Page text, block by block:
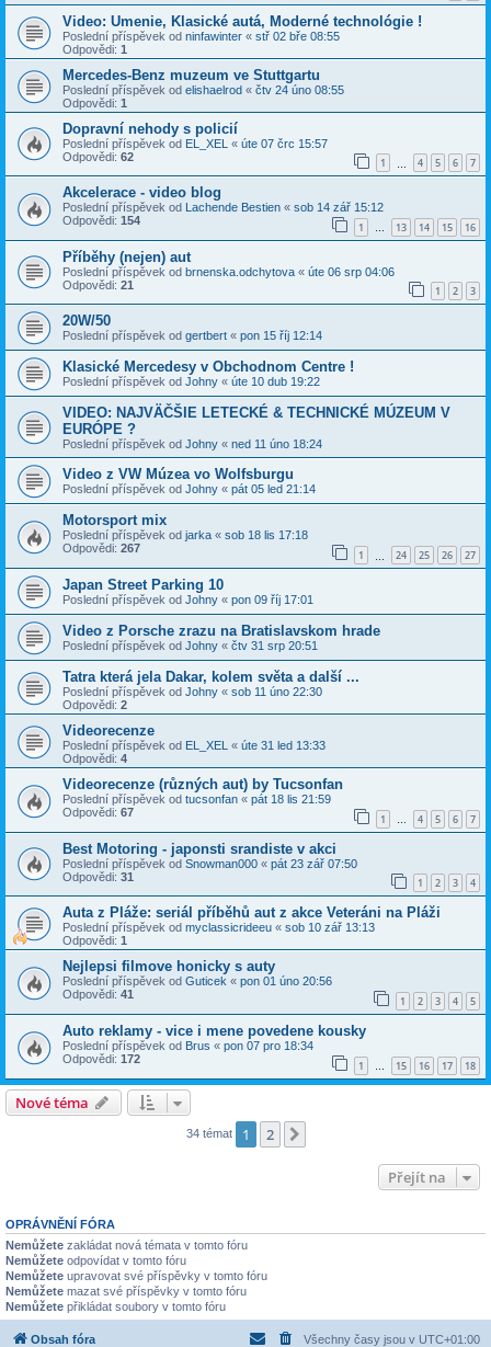
Video: Umenie, Klasické autá, Moderné technológie !
Poslední příspěvek od ninfawinter « stř 02 bře 08:55
Odpovědi: 1
Mercedes-Benz muzeum ve Stuttgartu
Poslední příspěvek od elishaelrod « čtv 24 úno 08:55
Odpovědi: 1
Dopravní nehody s policií
Poslední příspěvek od EL_XEL « úte 07 črc 15:57
Odpovědi: 62 1 4 5 6 7
Akcelerace - video blog
Poslední příspěvek od Lachende Bestien « sob 14 zář 15:12
Odpovědi: 154 1 … 13 14 15 16
Příběhy (nejen) aut
Poslední příspěvek od brnenska.odchytova « úte 06 srp 04:06
Odpovědi: 21 1 2 3
20W/50
Poslední příspěvek od gertbert « pon 15 říj 12:14
Klasické Mercedesy v Obchodnom Centre !
Poslední příspěvek od Johny « úte 10 dub 19:22
VIDEO: NAJVÄČŠIE LETECKÉ & TECHNICKÉ MÚZEUM V
EURÓPE ?
Poslední příspěvek od Johny « ned 11 úno 18:24
Video z VW Múzea vo Wolfsburgu
Poslední příspěvek od Johny « pát 05 led 21:14
Motorsport mix
Poslední příspěvek od jarka « sob 18 lis 17:18
Odpovědi: 267 1 24 25 26 27
Japan Street Parking 10
Poslední příspěvek od Johny « pon 09 říj 17:01
Video z Porsche zrazu na Bratislavskom hrade
Poslední příspěvek od Johny « čtv 31 srp 20:51
Tatra která jela Dakar, kolem světa a další ...
Poslední příspěvek od Johny « sob 11 úno 22:30
Odpovědi: 2
Videorecenze
Poslední příspěvek od EL_XEL « úte 31 led 13:33
Odpovědi: 4
Videorecenze (různých aut) by Tucsonfan
Poslední příspěvek od tucsonfan « pát 18 lis 21:59
Odpovědi: 67 1 … 4 5 6 7
Best Motoring - japonsti srandiste v akci
Poslední příspěvek od Snowman000 « pát 23 zář 07:50
Odpovědi: 31 1 2 3 4
Auta z Pláže: seriál příběhů aut z akce Veteráni na Pláži
Poslední příspěvek od myclassicrideeu « sob 10 zář 13:13
Odpovědi: 1
Nejlepsi filmove honicky s auty
Poslední příspěvek od Guticek « pon 01 úno 20:56
Odpovědi: 41 1 2 3 4 5
Auto reklamy - vice i mene povedene kousky
Poslední příspěvek od Brus « pon 07 pro 18:34
Odpovědi: 172 1 … 15 16 17 18
Nové téma
34 témat 1 2
Přejít na
OPRÁVNĚNÍ FÓRA
Nemůžete zakládat nová témata v tomto fóru
Nemůžete odpovídat v tomto fóru
Nemůžete upravovat své příspěvky v tomto fóru
Nemůžete mazat své příspěvky v tomto fóru
Nemůžete přikládat soubory v tomto fóru
Obsah fóra Všechny časy jsou v UTC+01:00